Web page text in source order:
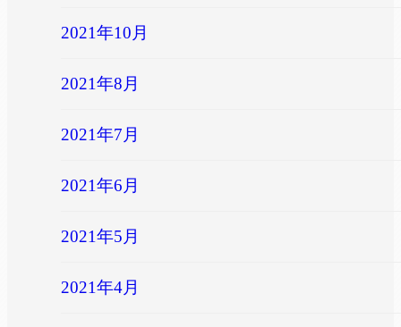
2021年10月
2021年8月
2021年7月
2021年6月
2021年5月
2021年4月